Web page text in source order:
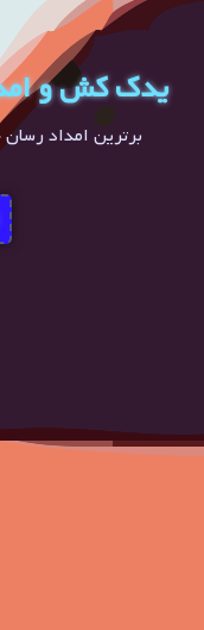
یدک کش و
برترین امداد